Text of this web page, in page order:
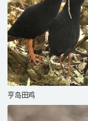
亨岛田鸡